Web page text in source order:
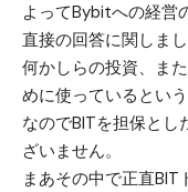
よってBybitへの経営
直接の回答に関しま
何かしらの投資、ま
めに使っているとい
なのでBITを担保と
ざいません。
まあその中で正直